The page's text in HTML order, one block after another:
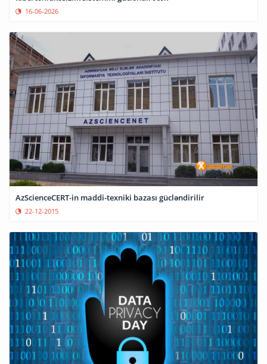
16-06-2026
AzScienceCERT-in maddi-texniki bazası gücləndirilir
22-12-2015